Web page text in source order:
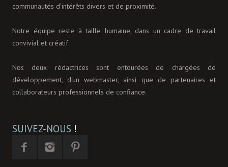
communautés d’intérêts divers et de proximité.
Notre équipe reste à taille humaine, dans un cadre de travail
convivial et créatif.
Nos deux rédactrices sont entourées de chargées de
développement, d'un webmaster, ainsi que de partenaires et
collaborateurs professionnels de confiance.
SUIVEZ-NOUS !